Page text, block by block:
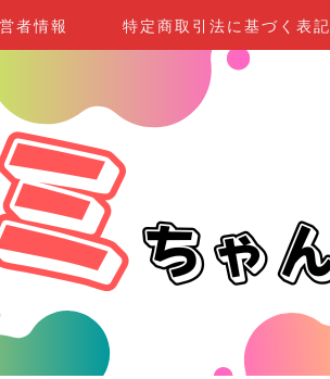
者情報 特定商取引法に基づく表記